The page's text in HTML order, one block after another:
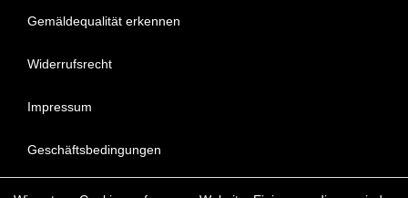
Gemäldequalität erkennen
Widerrufsrecht
Impressum
Geschäftsbedingungen
Datenschutzerklärung